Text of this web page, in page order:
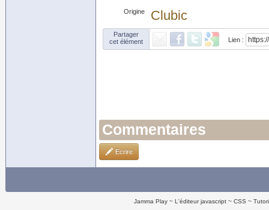
Origine Clubic
Partager
cet élément
Lien :
Commentaires
Ecrire
Jamma Play L'éditeur javascript CSS